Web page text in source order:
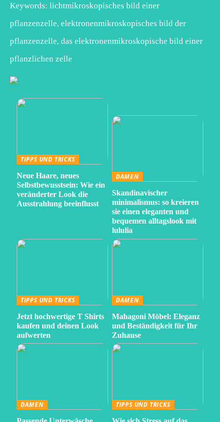
Keywords: lichtmikroskopisches bild einer
pflanzenzelle, elektronenmikroskopisches bild der
pflanzenzelle, das elektronenmikroskopische bild einer
pflanzlichen zelle
TIPPS UND TRICKS
Neue Haare, neues
Selbstbewusstsein: Wie ein
veränderter Look die
Ausstrahlung beeinflusst
DAMEN
Skandinavischer
minimalismus: so kreieren
sie einen eleganten und
bequemen alltagslook mit
lululia
TIPPS UND TRICKS
Jetzt hochwertige T Shirts
kaufen und deinen Look
aufwerten
DAMEN
Mahagoni Möbel: Eleganz
und Beständigkeit für Ihr
Zuhause
DAMEN
TIPPS UND TRICKS